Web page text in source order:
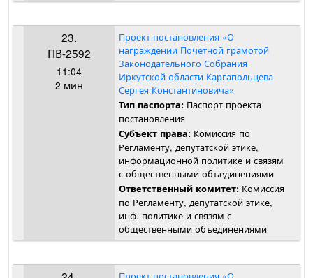
23.
ПВ-2592
11:04
2 мин
Проект постановления «О
награждении Почетной грамотой
Законодательного Собрания
Иркутской области Каргапольцева
Сергея Константиновича»
Тип паспорта: Паспорт проекта
постановления
Субъект права: Комиссия по
Регламенту, депутатской этике,
информационной политике и связям
с общественными объединениями
Ответственный комитет: Комиссия
по Регламенту, депутатской этике,
инф. политике и связям с
общественными объединениями